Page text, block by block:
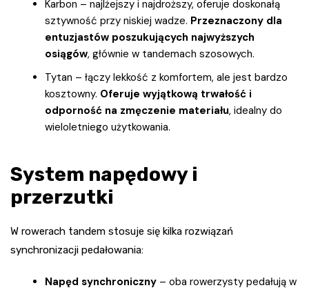
Karbon – najlżejszy i najdroższy, oferuje doskonałą
sztywność przy niskiej wadze. Przeznaczony dla
entuzjastów poszukujących najwyższych
osiągów, głównie w tandemach szosowych.
Tytan – łączy lekkość z komfortem, ale jest bardzo
kosztowny. Oferuje wyjątkową trwałość i
odporność na zmęczenie materiału, idealny do
wieloletniego użytkowania.
System napędowy i
przerzutki
W rowerach tandem stosuje się kilka rozwiązań
synchronizacji pedałowania:
Napęd synchroniczny – oba rowerzysty pedałują w